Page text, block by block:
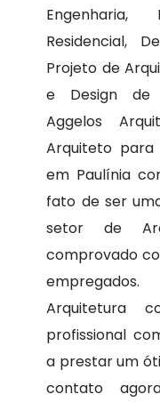
Residencial,
Projeto de
e Design de
Aggelos
Arquiteto
em Paulínia
fato de ser
setor de
comprovado
Arquitetura
profissional
a prestar um
contato